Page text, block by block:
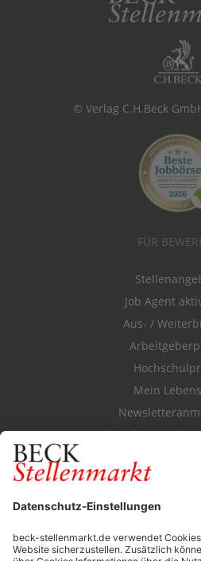
© Verlag C.H.Beck
FÜR
Job Agent
Aus- /
Mein
Durchsuchen Sie den
FÜR
Anzeigen-
Media-